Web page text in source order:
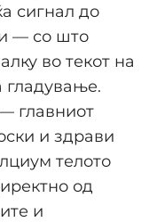
сигнал до
— со што
во текот на
гладување.
главниот
и здрави
телото
од
и